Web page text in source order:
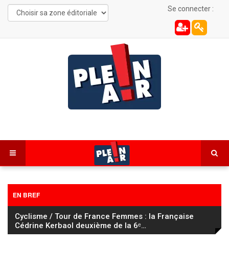
Se connecter :
EN BREF
Cyclisme / Tour de France Femmes : la Française
Cédrine Kerbaol deuxième de la 6ᵉ…